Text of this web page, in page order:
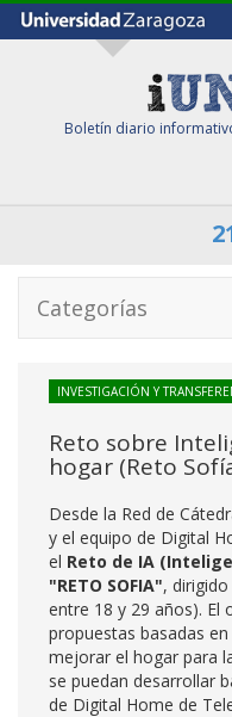
Boletín diario
Categorías
INVESTIGACIÓN Y
Reto sobre
hogar (Reto
Desde la Red de
y el equipo de Digital
el Reto de IA
"RETO SOFIA", dirigido
entre 18 y 29 años). El
propuestas basadas
mejorar el hogar para
se puedan desarrollar
de Digital Home de